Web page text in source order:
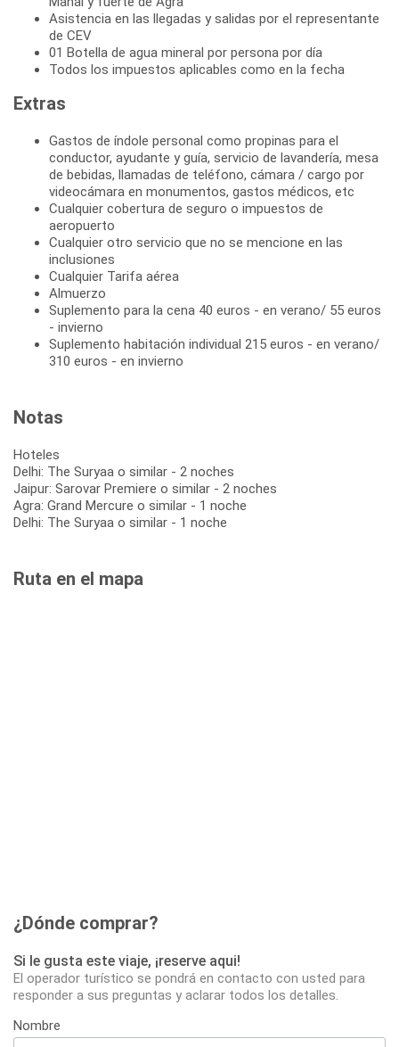
Asistencia en las llegadas y salidas por el representante
de CEV
01 Botella de agua mineral por persona por día
Todos los impuestos aplicables como en la fecha
Extras
Gastos de índole personal como propinas para el
conductor, ayudante y guía, servicio de lavandería, mesa
de bebidas, llamadas de teléfono, cámara / cargo por
videocámara en monumentos, gastos médicos, etc
Cualquier cobertura de seguro o impuestos de
aeropuerto
Cualquier otro servicio que no se mencione en las
inclusiones
Cualquier Tarifa aérea
Almuerzo
Suplemento para la cena 40 euros - en verano/ 55 euros
- invierno
Suplemento habitación individual 215 euros - en verano/
310 euros - en invierno
Notas
Hoteles
Delhi: The Suryaa o similar - 2 noches
Jaipur: Sarovar Premiere o similar - 2 noches
Agra: Grand Mercure o similar - 1 noche
Delhi: The Suryaa o similar - 1 noche
Ruta en el mapa
¿Dónde comprar?
Si le gusta este viaje, ¡reserve aqui!
El operador turístico se pondrá en contacto con usted para
responder a sus preguntas y aclarar todos los detalles.
Nombre